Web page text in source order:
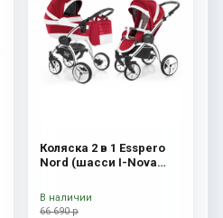
Коляска 2 в 1 Esspero
Nord (шасси I-Nova
66 690 р
В наличии